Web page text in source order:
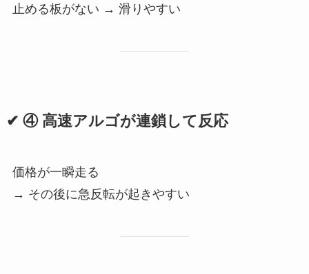
止める板がない → 滑りやすい
✔ ④ 高速アルゴが連鎖して反応
価格が一瞬走る
→ その後に急反転が起きやすい